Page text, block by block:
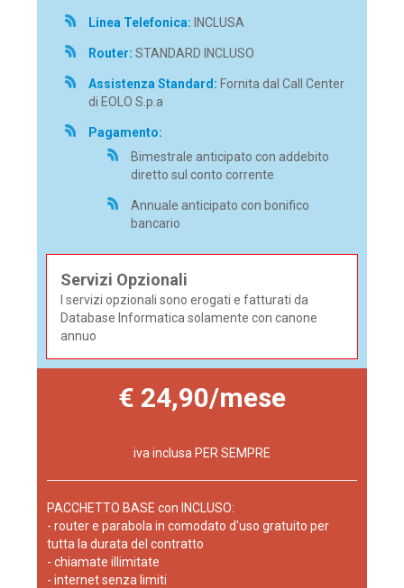
Linea Telefonica: INCLUSA
Router: STANDARD INCLUSO
Assistenza Standard: Fornita dal Call Center
di EOLO S.p.a
Pagamento:
Bimestrale anticipato con addebito
diretto sul conto corrente
Annuale anticipato con bonifico
bancario
Servizi Opzionali
I servizi opzionali sono erogati e fatturati da
Database Informatica solamente con canone
annuo
€ 24,90/mese
iva inclusa PER SEMPRE
PACCHETTO BASE con INCLUSO:
- router e parabola in comodato d'uso gratuito per
tutta la durata del contratto
- chiamate illimitate
- internet senza limiti